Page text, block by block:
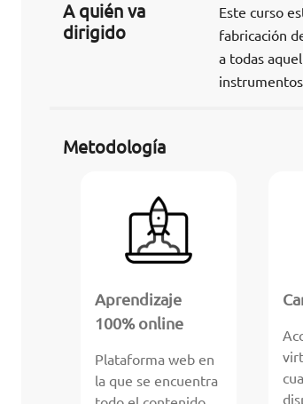
A quién va
dirigido
Este curso
fabricación
a todas
Metodología
Aprendizaje
100% online
Plataforma web en
la que se encuentra